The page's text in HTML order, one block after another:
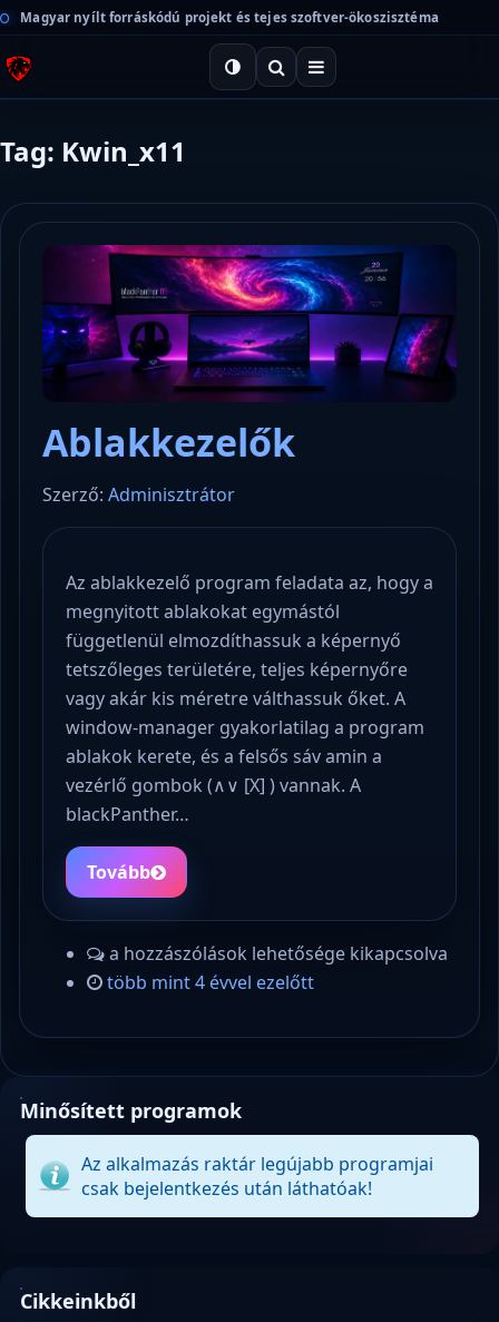
Magyar nyílt forráskódú projekt és tejes szoftver-ökoszisztéma
Tag: Kwin_x11
Ablakkezelők
Szerző: Adminisztrátor
Az ablakkezelő program feladata az, hogy a
megnyitott ablakokat egymástól
függetlenül elmozdíthassuk a képernyő
tetszőleges területére, teljes képernyőre
vagy akár kis méretre válthassuk őket. A
window-manager gyakorlatilag a program
ablakok kerete, és a felsős sáv amin a
vezérlő gombok (∧∨ [Χ] ) vannak. A
blackPanther…
Tovább
a hozzászólások lehetősége kikapcsolva
több mint 4 évvel ezelőtt
Minősített programok
Az alkalmazás raktár legújabb programjai
csak bejelentkezés után láthatóak!
Cikkeinkből